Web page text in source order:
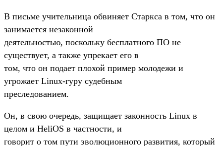
В письме учительница обвиняет Старкса в том, что он
занимается незаконной
деятельностью, поскольку бесплатного ПО не
существует, а также упрекает его в
том, что он подает плохой пример молодежи и
угрожает Linux-гуру судебным
преследованием.
Он, в свою очередь, защищает законность Linux в
целом и HeliOS в частности, и
говорит о том пути эволюционного развития, который